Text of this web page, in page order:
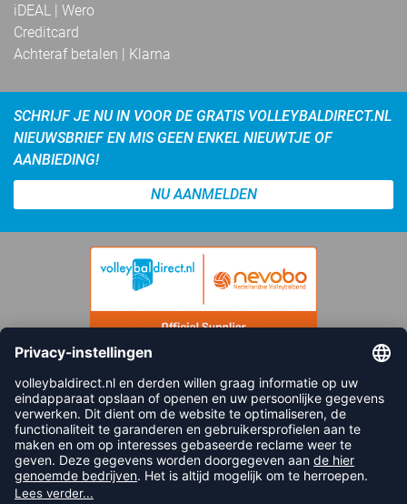
iDEAL | Wero
Creditcard
Achteraf betalen | Klarna
SCHRIJF JE NU IN VOOR DE GRATIS VOLLEYBALDIRECT.NL
NIEUWSBRIEF EN MIS GEEN ENKEL NIEUWTJE OF
AANBIEDING!
NU AANMELDEN
FOLLOW US